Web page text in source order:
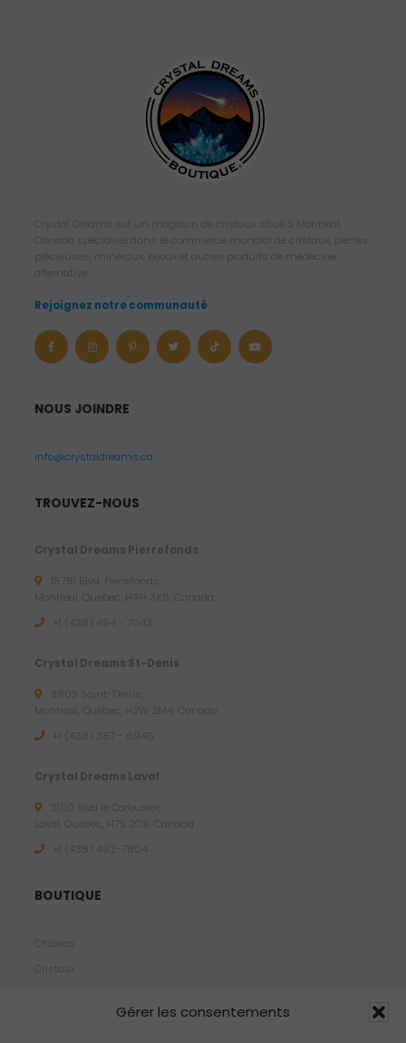
Gérer les consentements
Crystal Dreams est un magasin de cristaux situé à Montréal,
Canada spécialisé dans le commerce mondial de cristaux, pierres
précieuses, minéraux, bijoux et autres produits de médecine
alternative.
Rejoignez notre communauté
NOUS JOINDRE
info@crystaldreams.ca
TROUVEZ-NOUS
Crystal Dreams Pierrefonds
15781 Blvd. Pierrefonds,
Montreal, Quebec, H9H 3X6, Canada
+1 (438) 494 - 7043
Crystal Dreams St-Denis
3803 Saint-Denis,
Montreal, Quebec, H2W 2M4, Canada
+1 (438) 387 - 6946
Crystal Dreams Laval
2100 Blvd le Corbusier,
Laval, Quebec, H7S 2C9, Canada
+1 ‪(438) 492-7804‬
BOUTIQUE
Chakras
Cristaux